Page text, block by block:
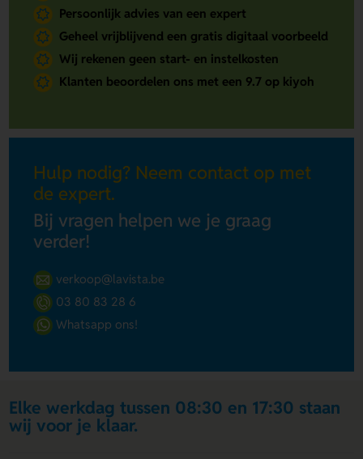
Persoonlijk advies van een expert
Geheel vrijblijvend een gratis digitaal voorbeeld
Wij rekenen geen start- en instelkosten
Klanten beoordelen ons met een 9.7 op kiyoh
Hulp nodig? Neem contact op met
de expert.
Bij vragen helpen we je graag
verder!
verkoop@lavista.be
03 80 83 28 6
Whatsapp ons!
Elke werkdag tussen 08:30 en 17:30 staan
wij voor je klaar.